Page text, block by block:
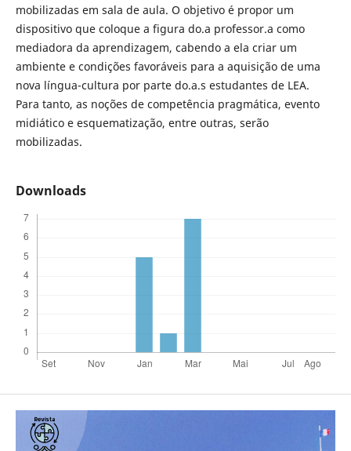
mobilizadas em sala de aula. O objetivo é propor um
dispositivo que coloque a figura do.a professor.a como
mediadora da aprendizagem, cabendo a ela criar um
ambiente e condições favoráveis para a aquisição de uma
nova língua-cultura por parte do.a.s estudantes de LEA.
Para tanto, as noções de competência pragmática, evento
midiático e esquematização, entre outras, serão
mobilizadas.
Downloads